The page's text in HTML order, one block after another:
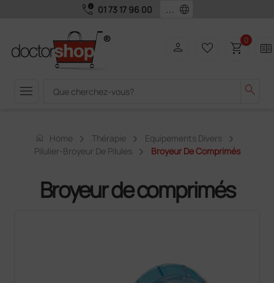
call_quality 01 73 17 96 00 language
menu search
person favorite_border shopping_cart0 two_pager
home Home Thérapie
Equipements Divers
Pilulier-Broyeur De Pilules
Broyeur De Comprimés
Broyeur de comprimés